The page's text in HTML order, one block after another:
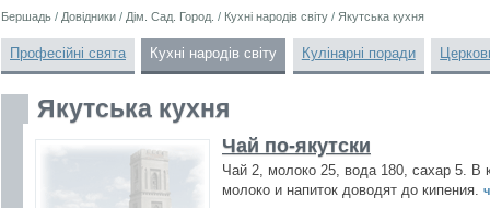
Бершадь / Довідники / Дім. Сад. Город. / Кухні народів світу / Якутська кухня
Професійні свята Кухні народів світу Кулінарні поради
Якутська кухня
Чай по-якутски
Чай 2, молоко 25, вода 180, сахар 5.
молоко и напиток доводят до кипения.